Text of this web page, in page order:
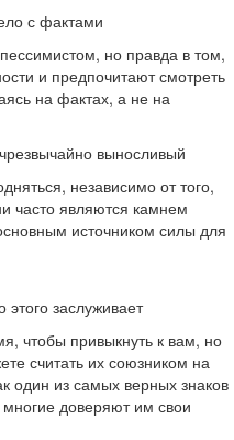
с фактами
но правда в том,
и предпочитают смотреть
на фактах, а не на
выносливый
независимо от того,
часто являются камнем
источником силы для
заслуживает
чтобы привыкнуть к вам, но
считать их союзником на
один из самых верных знаков
доверяют им свои